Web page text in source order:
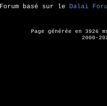
Forum basé sur le Dalai
Page générée en 3926
2000-